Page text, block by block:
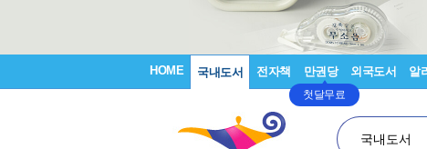
HOME 국내도서 전자책 만권당
첫달무료
외국도서 알
국내도서